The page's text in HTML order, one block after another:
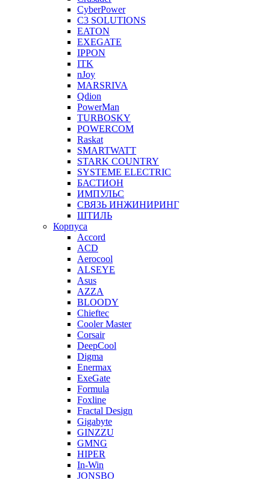
CyberPower
C3 SOLUTIONS
EATON
EXEGATE
IPPON
ITK
nJoy
MARSRIVA
Qdion
PowerMan
TURBOSKY
POWERCOM
Raskat
SMARTWATT
STARK COUNTRY
SYSTEME ELECTRIC
БАСТИОН
ИМПУЛЬС
СВЯЗЬ ИНЖИНИРИНГ
ШТИЛЬ
Корпуса
Accord
ACD
Aerocool
ALSEYE
Asus
AZZA
BLOODY
Chieftec
Cooler Master
Corsair
DeepCool
Digma
Enermax
ExeGate
Formula
Foxline
Fractal Design
Gigabyte
GINZZU
GMNG
HIPER
In-Win
JONSBO